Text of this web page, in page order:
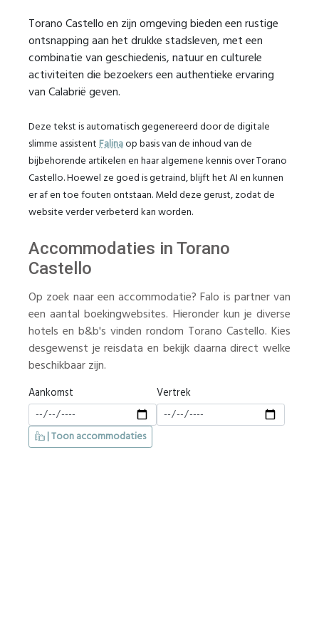
Torano Castello en zijn omgeving bieden een rustige
ontsnapping aan het drukke stadsleven, met een
combinatie van geschiedenis, natuur en culturele
activiteiten die bezoekers een authentieke ervaring
van Calabrië geven.
Deze tekst is automatisch gegenereerd door de digitale
slimme assistentFalinaop basis van de inhoud van de
bijbehorende artikelen en haar algemene kennis over Torano
Castello. Hoewel ze goed is getraind, blijft het AI en kunnen
er af en toe fouten ontstaan. Meld deze gerust, zodat de
website verder verbeterd kan worden.
Accommodaties in Torano
Castello
Op zoek naar een accommodatie? Falo is partner van
een aantal boekingwebsites. Hieronder kun je diverse
hotels en b&b's vinden rondom Torano Castello. Kies
desgewenst je reisdata en bekijk daarna direct welke
beschikbaar zijn.
Aankomst Vertrek
| Toon accommodaties